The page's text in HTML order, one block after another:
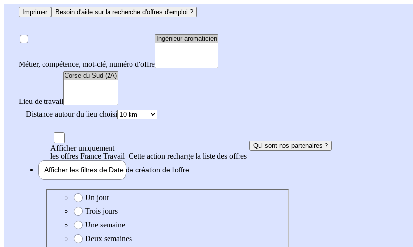
Imprimer Besoin d'aide sur la recherche d'offres d'emploi ?
Métier, compétence, mot-clé, numéro d'offre
Lieu de travail
Distance autour du lieu choisi
Afficher uniquement
les offres France Travail Cette action recharge la liste des offres
Qui sont nos partenaires ?
Afficher les filtres de Date de création de l'offre
Date de création de l'offre
Un jour
Trois jours
Une semaine
Deux semaines